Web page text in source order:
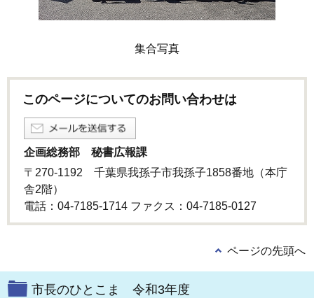
集合写真
このページについてのお問い合わせは
企画総務部 秘書広報課
〒270-1192 千葉県我孫子市我孫子1858番地（本庁
舎2階）
電話：04-7185-1714 ファクス：04-7185-0127
ページの先頭へ
市長のひとこま 令和3年度